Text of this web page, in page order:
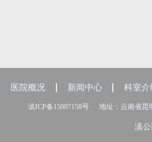
医院概况 新闻中心 科室介
滇ICP备15007158号 地址：云南省昆
滇公